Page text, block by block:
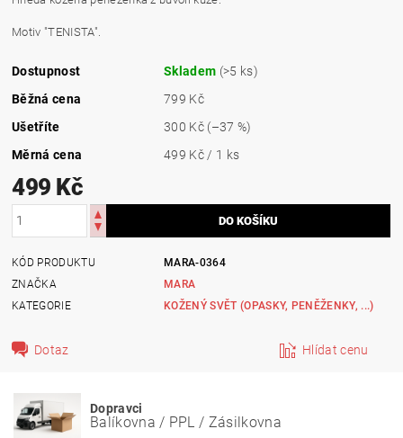
Motiv "TENISTA".
Dostupnost Skladem (>5 ks)
Běžná cena
799 Kč
Ušetříte
300 Kč (–37 %)
Měrná cena
499 Kč / 1 ks
499 Kč
KÓD PRODUKTU
MARA-0364
ZNAČKA
MARA
KATEGORIE
KOŽENÝ SVĚT (OPASKY, PENĚŽENKY, ...)
Dotaz Hlídat cenu
Dopravci
Balíkovna / PPL / Zásilkovna